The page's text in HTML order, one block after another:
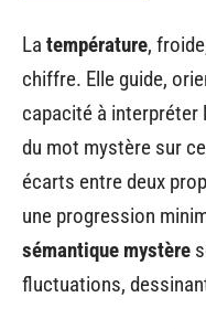
La température,
chiffre. Elle guide,
capacité à interpréter
du mot mystère sur
écarts entre deux
une progression
sémantique mystère
fluctuations,